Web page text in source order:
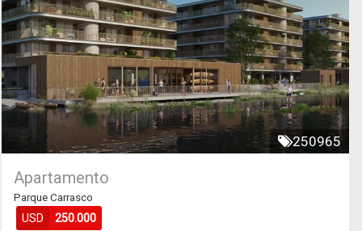
250965
Apartamento
Parque Carrasco
USD 250.000